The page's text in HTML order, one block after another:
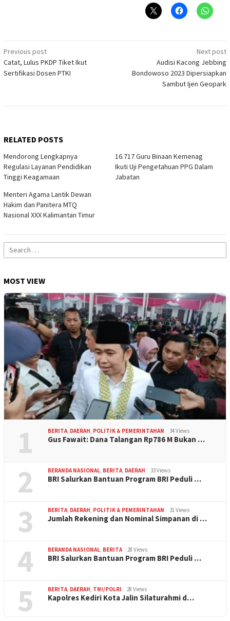
Post
navigation
Previous post
Catat, Lulus PKDP Tiket Ikut
Sertifikasi Dosen PTKI
Next post
Audisi Kacong Jebbing
Bondowoso 2023 Dipersiapkan
Sambut Ijen Geopark
RELATED POSTS
Mendorong Lengkapnya
Regulasi Layanan Pendidikan
Tinggi Keagamaan
16.717 Guru Binaan Kemenag
Ikuti Uji Pengetahuan PPG Dalam
Jabatan
Menteri Agama Lantik Dewan
Hakim dan Panitera MTQ
Nasional XXX Kalimantan Timur
Search
for:
MOST VIEW
1 BERITA, DAERAH, POLITIK & PEMERINTAHAN 34 Views
Gus Fawait: Dana Talangan Rp786 M Bukan …
2 BERANDA NASIONAL, BERITA, DAERAH 33 Views
BRI Salurkan Bantuan Program BRI Peduli …
3 BERITA, DAERAH, POLITIK & PEMERINTAHAN 31 Views
Jumlah Rekening dan Nominal Simpanan di …
4 BERANDA NASIONAL, BERITA 28 Views
BRI Salurkan Bantuan Program BRI Peduli …
5 BERITA, DAERAH, TNI/POLRI 28 Views
Kapolres Kediri Kota Jalin Silaturahmi d…